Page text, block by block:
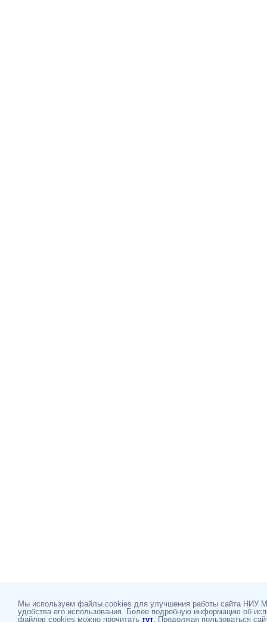
Мы используем файлы cookies для улучшения работы сайта НИУ
удобства его использования. Более подробную информацию об
файлов cookies можно прочитать тут. Продолжая пользоваться